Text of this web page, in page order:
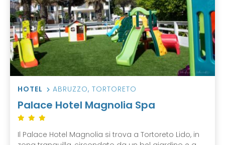
HOTEL ABRUZZO, TORTORETO
Palace Hotel Magnolia Spa
Il Palace Hotel Magnolia si trova a Tortoreto Lido, in